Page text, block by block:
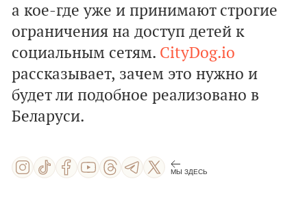
а кое-где уже и принимают строгие
ограничения на доступ детей к
социальным сетям. CityDog.io
рассказывает, зачем это нужно и
будет ли подобное реализовано в
Беларуси.
МЫ ЗДЕСЬ